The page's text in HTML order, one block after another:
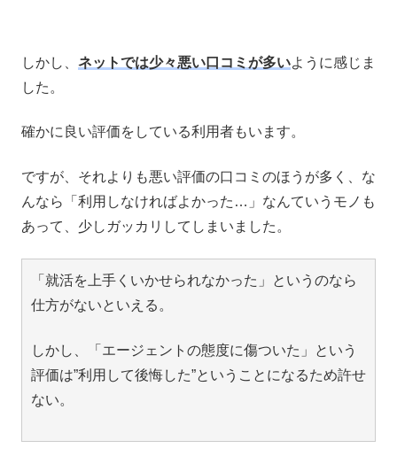
しかし、 ネットでは少々悪い口コミが多いように感じま
した。
確かに良い評価をしている利用者もいます。
ですが、それよりも悪い評価の口コミのほうが多く、な
んなら「利用しなければよかった…」なんていうモノも
あって、少しガッカリしてしまいました。
「就活を上手くいかせられなかった」というのなら
仕方がないといえる。
しかし、「エージェントの態度に傷ついた」という
評価は”利用して後悔した”ということになるため許せ
ない。